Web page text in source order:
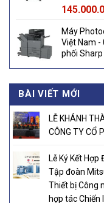
Máy
Việt Nam -
phối
BÀI VIẾT MỚI
LỄ KHÁNH
CÔNG TY CỔ
Lễ Ký Kết
Tập đoàn
Thiết bị Công
hợp tác Chiến